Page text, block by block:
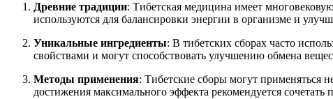
Древние традиции: Тибетская медицина имеет
используются для балансировки энергии в организме и
Уникальные ингредиенты: В тибетских сборах часто
свойствами и могут способствовать улучшению обмена
Методы применения: Тибетские сборы могут применяться
достижения максимального эффекта рекомендуется